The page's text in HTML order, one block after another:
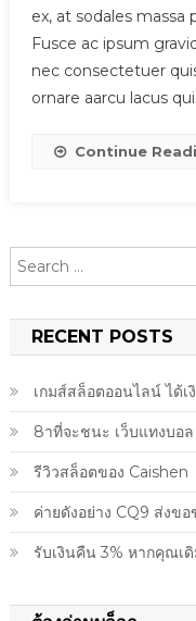
ex, at sodales massa
Fusce ac ipsum
nec consectetuer
ornare aarcu lacus
Continue
RECENT POSTS
เกมส์สล็อตออนไลน์ ได้
8าที่จะชนะ เว็บแทงบอ
รีวิวสล็อตของ Caishen
ค่ายดังอย่าง CQ9 ส่งข
รับเงินคืน 3% หากคุณ